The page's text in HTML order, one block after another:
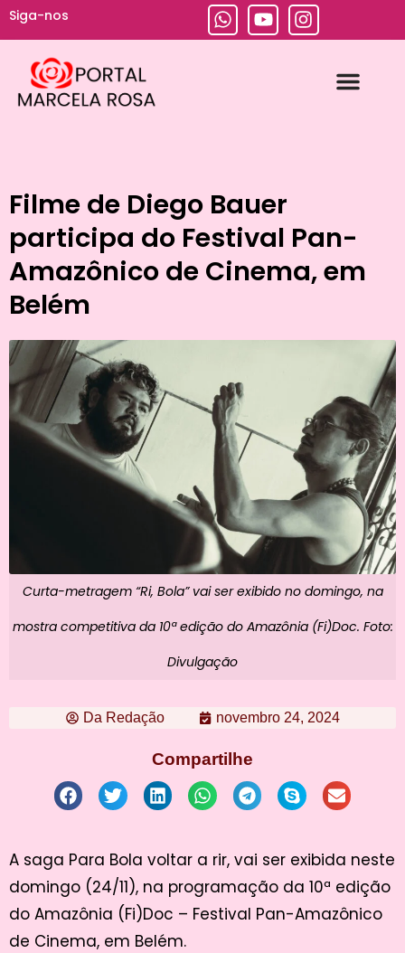
Siga-nos
Filme de Diego Bauer
participa do Festival Pan-
Amazônico de Cinema, em
Belém
Curta-metragem “Ri, Bola” vai ser exibido no domingo, na
mostra competitiva da 10ª edição do Amazônia (Fi)Doc. Foto:
Divulgação
Da Redação novembro 24, 2024
Compartilhe
A saga Para Bola voltar a rir, vai ser exibida neste
domingo (24/11), na programação da 10ª edição
do Amazônia (Fi)Doc – Festival Pan-Amazônico
de Cinema, em Belém.